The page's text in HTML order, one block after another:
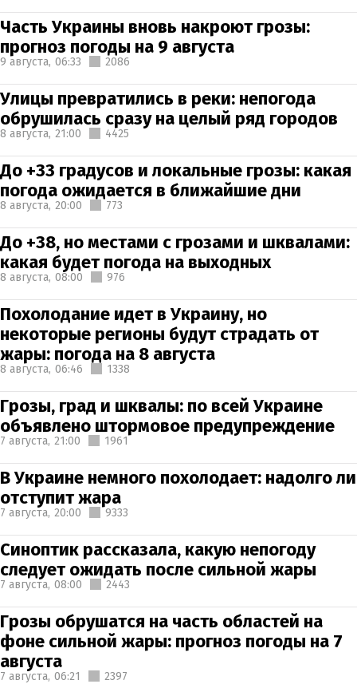
Часть Украины вновь накроют грозы:
прогноз погоды на 9 августа
9 августа, 06:33 2086
Улицы превратились в реки: непогода
обрушилась сразу на целый ряд городов
8 августа, 21:00 4425
До +33 градусов и локальные грозы: какая
погода ожидается в ближайшие дни
8 августа, 20:00 773
До +38, но местами с грозами и шквалами:
какая будет погода на выходных
8 августа, 08:00 976
Похолодание идет в Украину, но
некоторые регионы будут страдать от
жары: погода на 8 августа
8 августа, 06:46 1338
Грозы, град и шквалы: по всей Украине
объявлено штормовое предупреждение
7 августа, 21:00 1961
В Украине немного похолодает: надолго ли
отступит жара
7 августа, 20:00 9333
Синоптик рассказала, какую непогоду
следует ожидать после сильной жары
7 августа, 08:00 2443
Грозы обрушатся на часть областей на
фоне сильной жары: прогноз погоды на 7
августа
7 августа, 06:21 2397